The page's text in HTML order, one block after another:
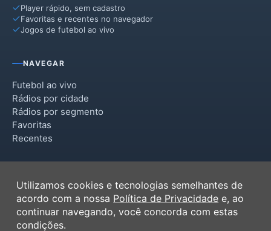
Player rápido, sem cadastro
Favoritas e recentes no navegador
Jogos de futebol ao vivo
NAVEGAR
Futebol ao vivo
Rádios por cidade
Rádios por segmento
Favoritas
Recentes
Termos de Uso
Política de Privacidade
Ferramentas
Utilizamos cookies e tecnologias semelhantes de
acordo com a nossa Política de Privacidade e, ao
continuar navegando, você concorda com estas
condições.